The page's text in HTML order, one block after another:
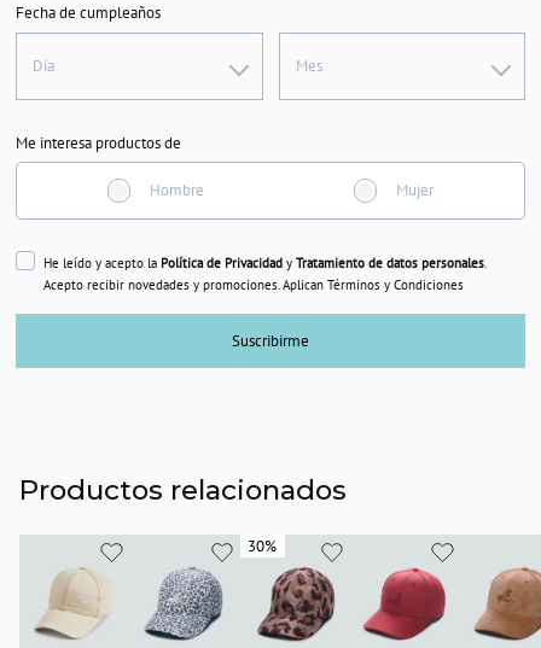
Fecha de cumpleaños
Día Mes
Me interesa productos de
Hombre Mujer
He leído y acepto la Política de Privacidady Tratamiento de datos personales.
Acepto recibir novedades y promociones. Aplican Términos y Condiciones
Suscribirme
Productos relacionados
30%
30%